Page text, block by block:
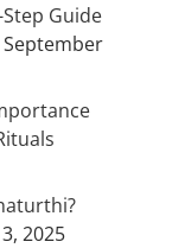
Guide
September
2025